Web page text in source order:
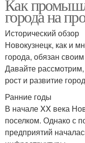
Как
города на
Исторический обзор
Новокузнецк, как и
города, обязан
Давайте
рост и развитие
Ранние годы
В начале XX века
поселком. Однако с
предприятий